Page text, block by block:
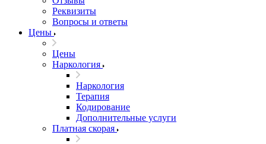
Реквизиты
Вопросы и ответы
Цены
Цены
Наркология
Наркология
Терапия
Кодирование
Дополнительные услуги
Платная скорая